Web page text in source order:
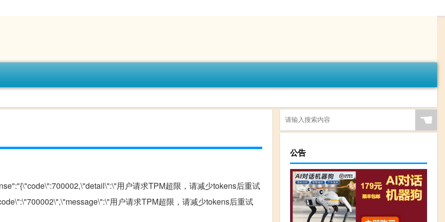
用户请求TPM超限，请减少tokens后重试
用户请求TPM超限，请减少tokens后重试
☚
公告